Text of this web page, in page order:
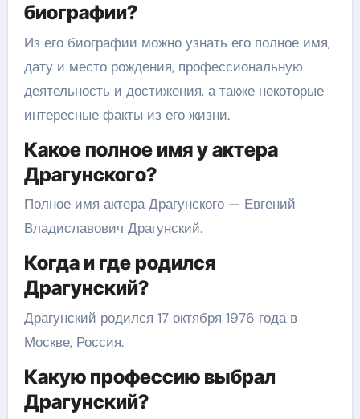
биографии?
Из его биографии можно узнать его полное имя,
дату и место рождения, профессиональную
деятельность и достижения, а также некоторые
интересные факты из его жизни.
Какое полное имя у актера
Драгунского?
Полное имя актера Драгунского — Евгений
Владиславович Драгунский.
Когда и где родился
Драгунский?
Драгунский родился 17 октября 1976 года в
Москве, Россия.
Какую профессию выбрал
Драгунский?